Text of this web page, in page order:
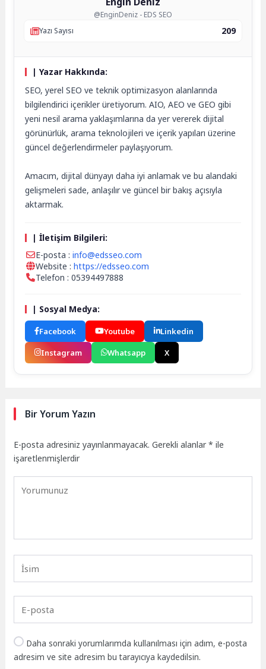
@EnginDeniz - EDS SEO
Yazı Sayısı
209
| Yazar Hakkında:
SEO, yerel SEO ve teknik optimizasyon alanlarında
bilgilendirici içerikler üretiyorum. AIO, AEO ve GEO gibi
yeni nesil arama yaklaşımlarına da yer vererek dijital
görünürlük, arama teknolojileri ve içerik yapıları üzerine
güncel değerlendirmeler paylaşıyorum.
Amacım, dijital dünyayı daha iyi anlamak ve bu alandaki
gelişmeleri sade, anlaşılır ve güncel bir bakış açısıyla
aktarmak.
| İletişim Bilgileri:
E-posta :info@edsseo.com
Website :https://edsseo.com
Telefon : 05394497888
| Sosyal Medya:
Facebook Youtube
Linkedin
Instagram
Whatsapp X
Bir Yorum Yazın
E-posta adresiniz yayınlanmayacak. Gerekli alanlar* ile
işaretlenmişlerdir
Daha sonraki yorumlarımda kullanılması için adım, e-posta
adresim ve site adresim bu tarayıcıya kaydedilsin.